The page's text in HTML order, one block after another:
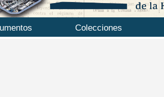
Colecciones